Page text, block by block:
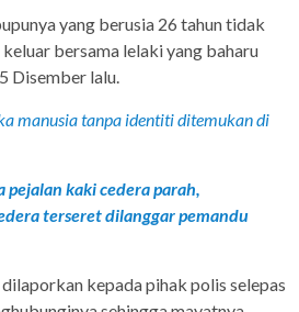
yang berusia 26 tahun tidak
bersama lelaki yang baharu
Disember lalu.
manusia tanpa identiti ditemukan di
pejalan kaki cedera parah,
terseret dilanggar pemandu
kepada pihak polis selepas